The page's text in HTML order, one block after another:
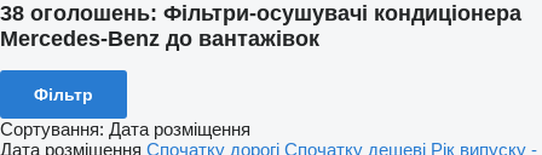
38 оголошень: Фільтри-осушувачі кондиціонера
Mercedes-Benz до вантажівок
Фільтр
Сортування: Дата розміщення
Дата розміщення Спочатку дорогі Спочатку дешеві Рік випуску -